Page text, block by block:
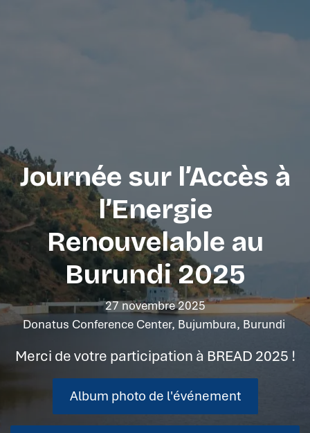
Journée sur l’Accès à
l’Energie
Renouvelable au
Burundi 2025
27 novembre 2025
Donatus Conference Center, Bujumbura, Burundi
Merci de votre participation à BREAD 2025 !
Album photo de l'événement